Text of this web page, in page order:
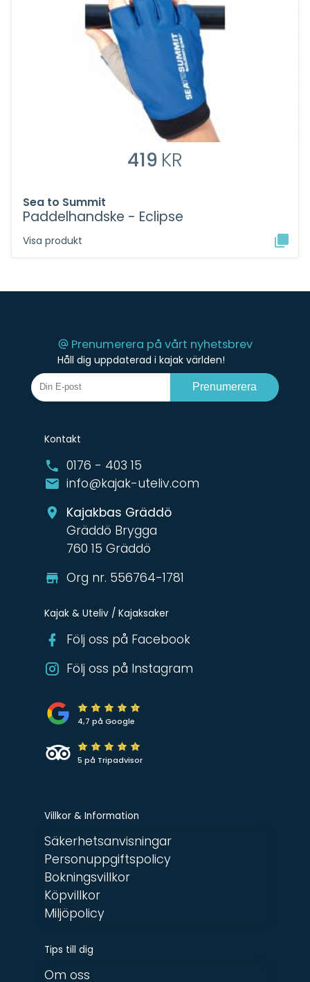
419 KR
Sea to Summit
Paddelhandske - Eclipse
Visa produkt
Prenumerera på vårt nyhetsbrev
Håll dig uppdaterad i kajak världen!
Prenumerera
Kontakt
0176 - 403 15
info@kajak-uteliv.com
Kajakbas Gräddö
Gräddö Brygga
760 15 Gräddö
Org nr. 556764-1781
Kajak & Uteliv / Kajaksaker
Följ oss på Facebook
Följ oss på Instagram
4,7 på Google
5 på Tripadvisor
Villkor & Information
Säkerhetsanvisningar
Personuppgiftspolicy
Bokningsvillkor
Köpvillkor
Miljöpolicy
Tips till dig
Om oss